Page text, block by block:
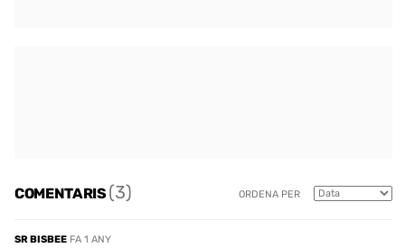
COMENTARIS(3) ORDENA PER
SR BISBEE FA 1 ANY